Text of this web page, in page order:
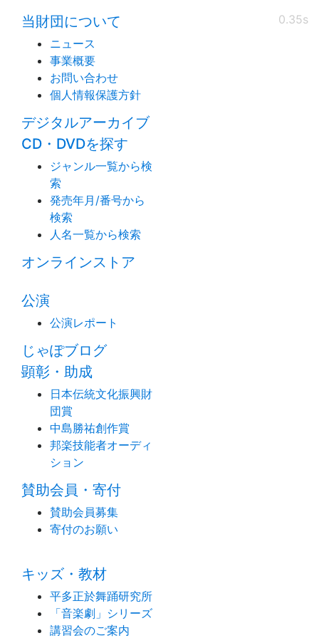
0.35s
当財団について
ニュース
事業概要
お問い合わせ
個人情報保護方針
デジタルアーカイブ
CD・DVDを探す
ジャンル一覧から検
索
発売年月/番号から
検索
人名一覧から検索
オンラインストア
公演
公演レポート
じゃぽブログ
顕彰・助成
日本伝統文化振興財
団賞
中島勝祐創作賞
邦楽技能者オーディ
ション
賛助会員・寄付
賛助会員募集
寄付のお願い
キッズ・教材
平多正於舞踊研究所
「音楽劇」シリーズ
講習会のご案内